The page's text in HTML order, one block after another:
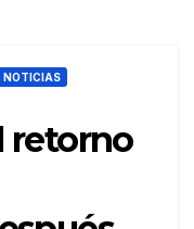
NOTICIAS
retorno